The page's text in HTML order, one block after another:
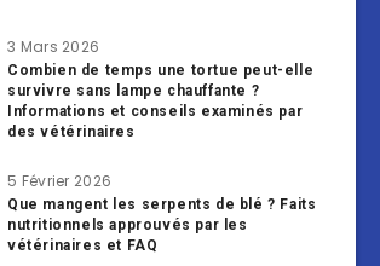
3 Mars 2026
Combien de temps une tortue peut-elle
survivre sans lampe chauffante ?
Informations et conseils examinés par
des vétérinaires
5 Février 2026
Que mangent les serpents de blé ? Faits
nutritionnels approuvés par les
vétérinaires et FAQ